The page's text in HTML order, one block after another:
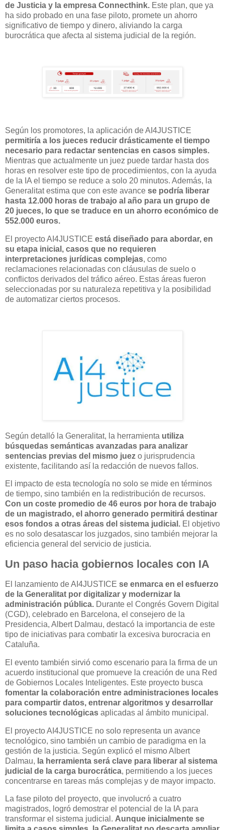
de Justicia y la empresa Connecthink. Este plan, que ya
ha sido probado en una fase piloto, promete un ahorro
significativo de tiempo y dinero, aliviando la carga
burocrática que afecta al sistema judicial de la región.
Según los promotores, la aplicación de AI4JUSTICE
permitiría a los jueces reducir drásticamente el tiempo
necesario para redactar sentencias en casos simples.
Mientras que actualmente un juez puede tardar hasta dos
horas en resolver este tipo de procedimientos, con la ayuda
de la IA el tiempo se reduce a solo 20 minutos. Además, la
Generalitat estima que con este avance se podría liberar
hasta 12.000 horas de trabajo al año para un grupo de
20 jueces, lo que se traduce en un ahorro económico de
552.000 euros.
El proyecto AI4JUSTICE está diseñado para abordar, en
su etapa inicial, casos que no requieren
interpretaciones jurídicas complejas, como
reclamaciones relacionadas con cláusulas de suelo o
conflictos derivados del tráfico aéreo. Estas áreas fueron
seleccionadas por su naturaleza repetitiva y la posibilidad
de automatizar ciertos procesos.
Según detalló la Generalitat, la herramienta utiliza
búsquedas semánticas avanzadas para analizar
sentencias previas del mismo juez o jurisprudencia
existente, facilitando así la redacción de nuevos fallos.
El impacto de esta tecnología no solo se mide en términos
de tiempo, sino también en la redistribución de recursos.
Con un coste promedio de 46 euros por hora de trabajo
de un magistrado, el ahorro generado permitirá destinar
esos fondos a otras áreas del sistema judicial. El objetivo
es no solo desatascar los juzgados, sino también mejorar la
eficiencia general del servicio de justicia.
Un paso hacia gobiernos locales con IA
El lanzamiento de AI4JUSTICE se enmarca en el esfuerzo
de la Generalitat por digitalizar y modernizar la
administración pública. Durante el Congrés Govern Digital
(CGD), celebrado en Barcelona, el consejero de la
Presidencia, Albert Dalmau, destacó la importancia de este
tipo de iniciativas para combatir la excesiva burocracia en
Cataluña.
El evento también sirvió como escenario para la firma de un
acuerdo institucional que promueve la creación de una Red
de Gobiernos Locales Inteligentes. Este proyecto busca
fomentar la colaboración entre administraciones locales
para compartir datos, entrenar algoritmos y desarrollar
soluciones tecnológicas aplicadas al ámbito municipal.
El proyecto AI4JUSTICE no solo representa un avance
tecnológico, sino también un cambio de paradigma en la
gestión de la justicia. Según explicó el mismo Albert
Dalmau, la herramienta será clave para liberar al sistema
judicial de la carga burocrática, permitiendo a los jueces
concentrarse en tareas más complejas y de mayor impacto.
La fase piloto del proyecto, que involucró a cuatro
magistrados, logró demostrar el potencial de la IA para
transformar el sistema judicial. Aunque inicialmente se